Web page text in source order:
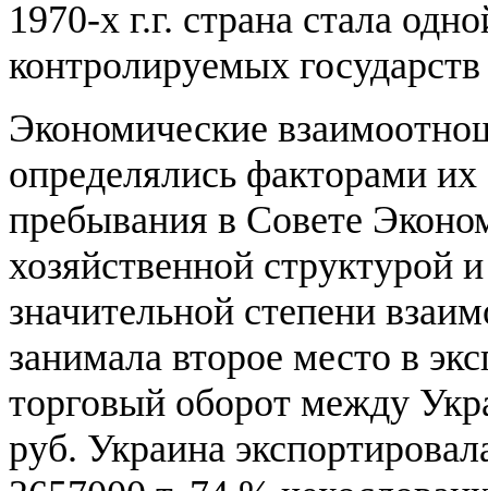
1970-х г.г. страна стала
контролируемых государств
Экономические
определялись факторами их
пребывания в Совете
хозяйственной структурой
значительной степени
занимала второе место в
торговый оборот между
руб. Украина